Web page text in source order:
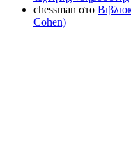
chessman στο
Cohen)